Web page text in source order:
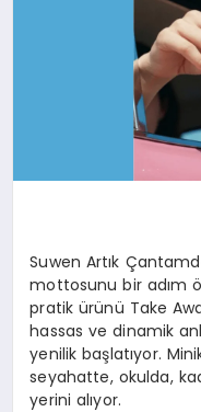
Suwen Artık
mottosunu bir adım
pratik ürünü Take
hassas ve dinamik
yenilik başlatıyor.
seyahatte, okulda,
yerini alıyor.